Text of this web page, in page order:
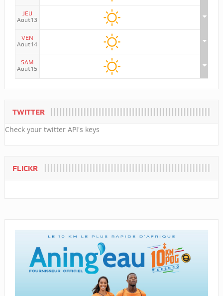
JEU
Aout13
VEN
Aout14
SAM
Aout15
TWITTER
Check your twitter API's keys
FLICKR